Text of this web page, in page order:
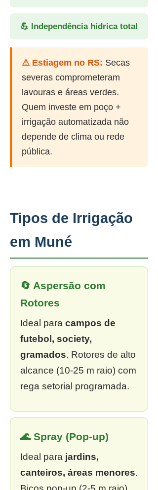
💪 Independência hídrica total
⚠ Estiagem no RS: Secas
severas comprometeram
lavouras e áreas verdes.
Quem investe em poço +
irrigação automatizada não
depende de clima ou rede
pública.
Tipos de Irrigação
em Muné
🔄 Aspersão com
Rotores
Ideal para campos de
futebol, society,
gramados. Rotores de alto
alcance (10-25 m raio) com
rega setorial programada.
🌊 Spray (Pop-up)
Ideal para jardins,
canteiros, áreas menores.